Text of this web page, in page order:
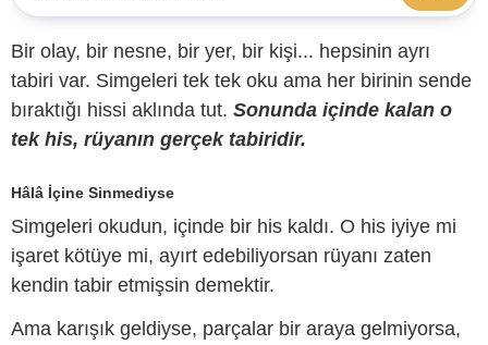
Bir olay, bir nesne, bir yer, bir kişi... hepsinin ayrı
tabiri var. Simgeleri tek tek oku ama her birinin sende
bıraktığı hissi aklında tut. Sonunda içinde kalan o
tek his, rüyanın gerçek tabiridir.
Hâlâ İçine Sinmediyse
Simgeleri okudun, içinde bir his kaldı. O his iyiye mi
işaret kötüye mi, ayırt edebiliyorsan rüyanı zaten
kendin tabir etmişsin demektir.
Ama karışık geldiyse, parçalar bir araya gelmiyorsa,